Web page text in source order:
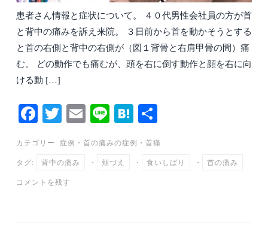
患者さん情報と症状について。 ４０代男性会社員の方が首
と背中の痛みを訴え来院。 ３日前から首を動かそうとする
と首の右側と背中の右側が（図１背骨と右肩甲骨の間）痛
む。 どの動作でも痛むが、頭を右に倒す動作と顔を右に向
ける動 […]
Fa
ce
bo
ok
T
wi
tte
r
E
m
ail
Li
ne
H
at
en
a
カテゴリー: 症例 ・ 首の痛みの症例 ・ 首痛
タグ: 背中の痛み ・ 頬づえ ・ 食いしばり ・ 首の痛み
コメントを残す